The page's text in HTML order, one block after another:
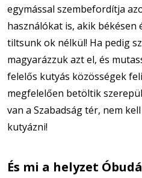
egymással szembefordítja
használókat is, akik békésen
tiltsunk ok nélkül! Ha pedig
magyarázzuk azt el, és
felelős kutyás közösségek
megfelelően betöltik
van a Szabadság tér, nem
kutyázni!
És mi a helyzet